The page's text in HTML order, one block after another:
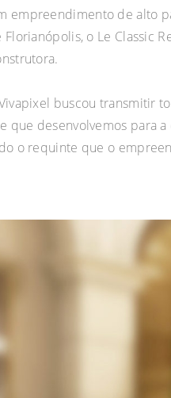
empreendimento de alto
Florianópolis, o Le Classic
buscou transmitir
que desenvolvemos para
o requinte que o